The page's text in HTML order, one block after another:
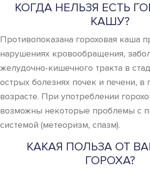
КОГДА НЕЛЬЗЯ ЕСТЬ
КАШУ?
Противопоказана гороховая каша
нарушениях кровообращения,
желудочно-кишечного тракта в
острых болезнях почек и печени, в
возрасте. При употреблении
возможны некоторые проблемы с
системой (метеоризм, спазм).
КАКАЯ ПОЛЬЗА ОТ
ГОРОХА?